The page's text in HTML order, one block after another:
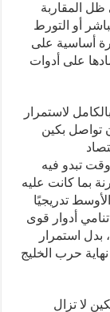
المقاربة
أو التورط
أساسية على
على أدوات
لاستمرار
تواصل بكين
وقت تبدو فيه
بما كانت عليه
تدريجيًا
أدوار قوى
بدل استمرار
حرب الخليج
لا تزال